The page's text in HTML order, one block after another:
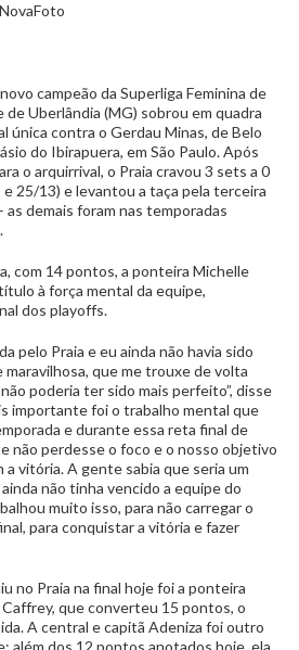
campeão da Superliga Feminina de
Uberlândia (MG) sobrou em quadra
única contra o Gerdau Minas, de Belo
do Ibirapuera, em São Paulo. Após
o arquirrival, o Praia cravou 3 sets a 0
25/13) e levantou a taça pela terceira
as demais foram nas temporadas
com 14 pontos, a ponteira Michelle
à força mental da equipe,
dos playoffs.
pelo Praia e eu ainda não havia sido
maravilhosa, que me trouxe de volta
poderia ter sido mais perfeito”, disse
importante foi o trabalho mental que
e durante essa reta final de
não perdesse o foco e o nosso objetivo
a vitória. A gente sabia que seria um
não tinha vencido a equipe do
muito isso, para não carregar o
para conquistar a vitória e fazer
no Praia na final hoje foi a ponteira
que converteu 15 pontos, o
A central e capitã Adeniza foi outro
além dos 12 pontos anotados hoje, ela